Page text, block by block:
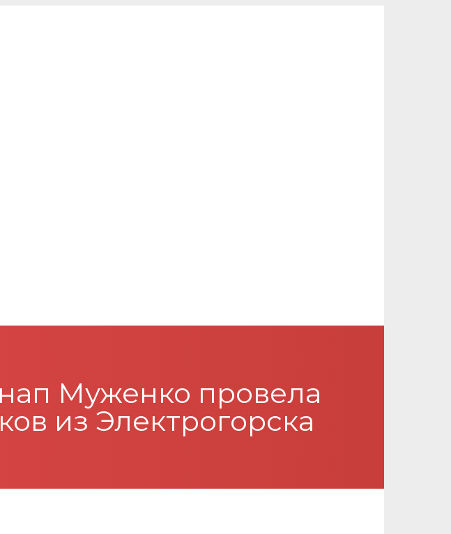
Муженко провела
из Электрогорска